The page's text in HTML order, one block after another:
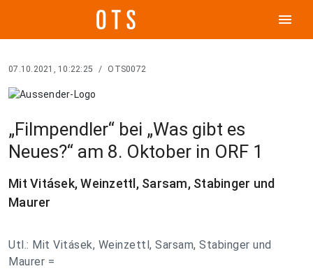
menu
07.10.2021, 10:22:25 / OTS0072
„Filmpendler“ bei „Was gibt es
Neues?“ am 8. Oktober in ORF 1
Mit Vitásek, Weinzettl, Sarsam, Stabinger und
Maurer
Utl.: Mit Vitásek, Weinzettl, Sarsam, Stabinger und
Maurer =